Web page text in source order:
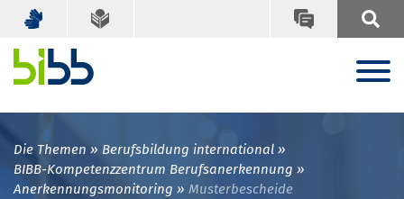
Die Themen
Berufsbildung international
BIBB-Kompetenzzentrum Berufsanerkennung
Anerkennungsmonitoring
Musterbescheide